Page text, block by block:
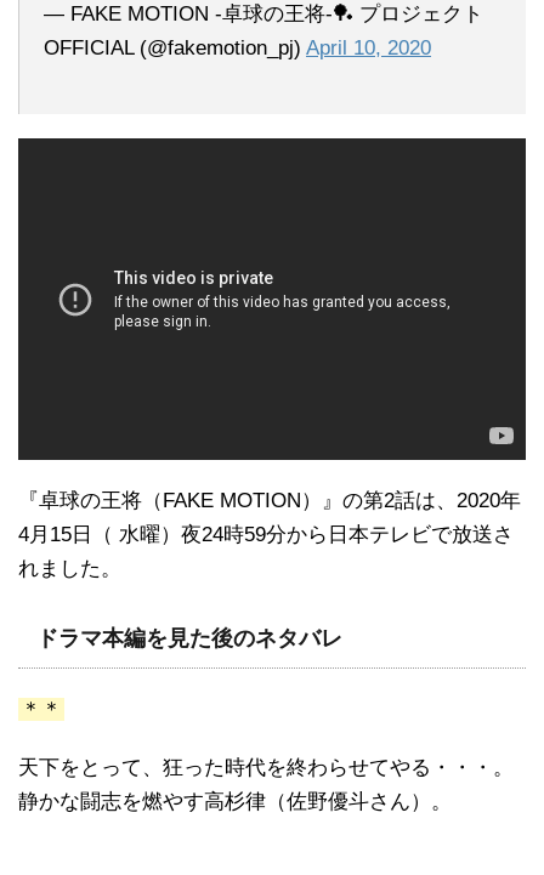
— FAKE MOTION -卓球の王将-🏓 プロジェクト
OFFICIAL (@fakemotion_pj) April 10, 2020
『卓球の王将（FAKE MOTION）』の第2話は、2020年
4月15日（ 水曜）夜24時59分から日本テレビで放送さ
れました。
ドラマ本編を見た後のネタバレ
＊＊
天下をとって、狂った時代を終わらせてやる・・・。
静かな闘志を燃やす高杉律（佐野優斗さん）。